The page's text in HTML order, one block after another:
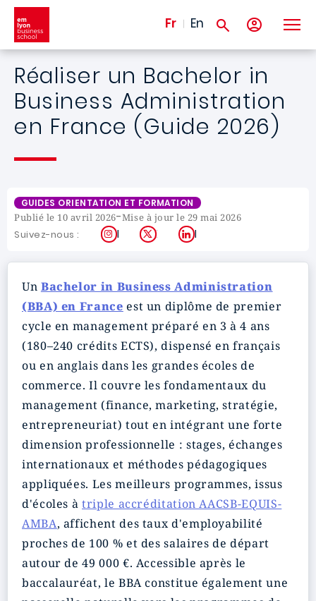
Aller au contenu principal
Fr En
Réaliser un Bachelor in
Business Administration
en France (Guide 2026)
GUIDES ORIENTATION ET FORMATION
Publié le 10 avril 2026-Mise à jour le 29 mai 2026
Suivez-nous : Instagram
X LinkedIn
Un Bachelor in Business Administration
(BBA) en France est un diplôme de premier
cycle en management préparé en 3 à 4 ans
(180–240 crédits ECTS), dispensé en français
ou en anglais dans les grandes écoles de
commerce. Il couvre les fondamentaux du
management (finance, marketing, stratégie,
entrepreneuriat) tout en intégrant une forte
dimension professionnelle : stages, échanges
internationaux et méthodes pédagogiques
appliquées. Les meilleurs programmes, issus
d'écoles àtriple accréditation AACSB-EQUIS-
AMBA, affichent des taux d'employabilité
proches de 100 % et des salaires de départ
autour de 49 000 €. Accessible après le
baccalauréat, le BBA constitue également une